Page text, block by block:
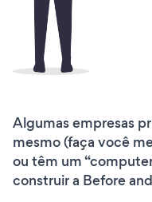
Algumas empresas
mesmo (faça você
ou têm um
construir a Before